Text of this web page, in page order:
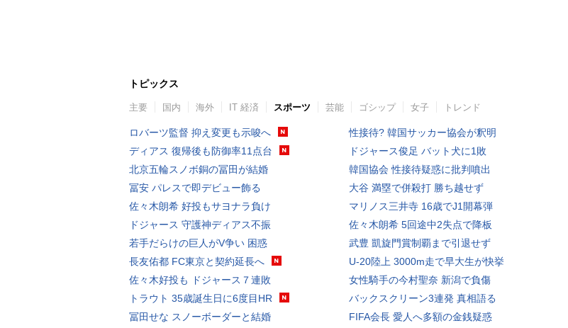
トピックス
主要 国内 海外 IT 経済 スポーツ 芸能 ゴシップ 女子 トレンド
ロバーツ監督 抑え変更も示唆へ
ディアス 復帰後も防御率11点台
北京五輪スノボ銅の冨田が結婚
冨安 パレスで即デビュー飾る
佐々木朗希 好投もサヨナラ負け
ドジャース 守護神ディアス不振
若手だらけの巨人がV争い 困惑
長友佑都 FC東京と契約延長へ
佐々木好投も ドジャース７連敗
トラウト 35歳誕生日に6度目HR
冨田せな スノーボーダーと結婚
性接待? 韓国サッカー協会が釈明
ドジャース俊足 バット犬に1敗
韓国協会 性接待疑惑に批判噴出
大谷 満塁で併殺打 勝ち越せず
マリノス三井寺 16歳でJ1開幕弾
佐々木朗希 5回途中2失点で降板
武豊 凱旋門賞制覇まで引退せず
U-20陸上 3000m走で早大生が快挙
女性騎手の今村聖奈 新潟で負傷
バックスクリーン3連発 真相語る
FIFA会長 愛人へ多額の金銭疑惑